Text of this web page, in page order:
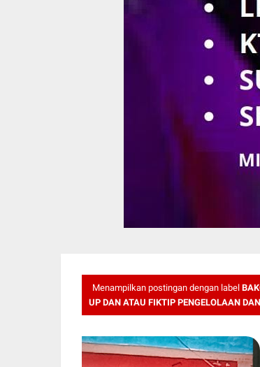
Menampilkan postingan dengan label
UP DAN ATAU FIKTIP PENGELOLAAN